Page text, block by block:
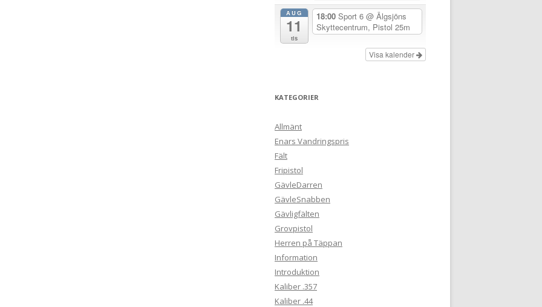
AUG
11
tis
18:00 Sport 6 @ Älgsjöns
Skyttecentrum, Pistol 25m
Visa kalender
KATEGORIER
Allmänt
Enars Vandringspris
Fält
Fripistol
GävleDarren
GävleSnabben
Gävligfälten
Grovpistol
Herren på Täppan
Information
Introduktion
Kaliber .357
Kaliber .44